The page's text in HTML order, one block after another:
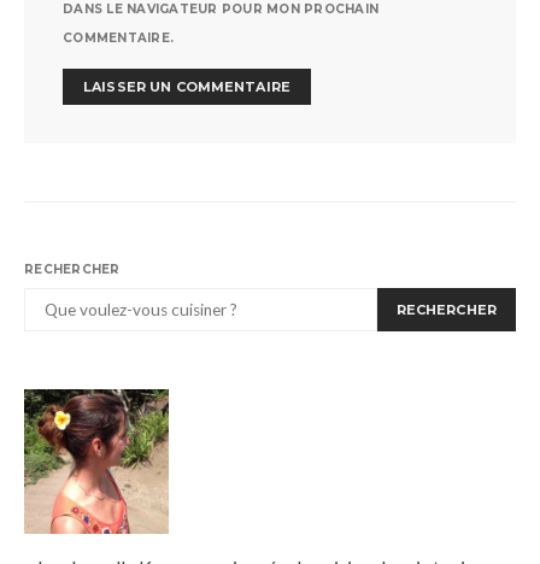
DANS LE NAVIGATEUR POUR MON PROCHAIN
COMMENTAIRE.
RECHERCHER
RECHERCHER